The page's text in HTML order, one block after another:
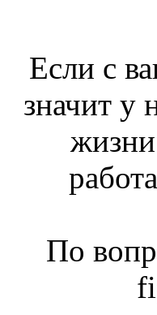
Если с
значит у
По